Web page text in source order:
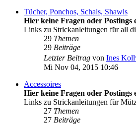
Tücher, Ponchos, Schals, Shawls
Hier keine Fragen oder
Links zu Strickanleitungen für all
29 Themen
29 Beiträge
Letzter Beitrag von Ines
Mi Nov 04, 2015 10:46
Accessoires
Hier keine Fragen oder
Links zu Strickanleitungen für
27 Themen
27 Beiträge